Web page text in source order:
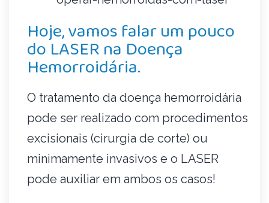
Hoje, vamos falar um pouco
do LASER na Doença
Hemorroidária.
O tratamento da doença hemorroidária
pode ser realizado com procedimentos
excisionais (cirurgia de corte) ou
minimamente invasivos e o LASER
pode auxiliar em ambos os casos!